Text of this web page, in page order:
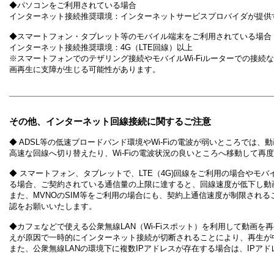
◆パソコンをご利用されている場合
インターネット接続推奨環境：インターネットサービスプロバイダが提
◆スマートフォン・タブレット等のモバイル端末をご利用されている場合
インターネット接続推奨環境：4G（LTE回線）以上
※スマートフォンでのテザリング接続やモバイルWi-Fiルーターでの接続
画再生に支障が生じる可能性があります。
​その他、インターネット回線接続に関するご注意
◆ ADSL等の低速ブロードバンド環境やWi-Fiの電波が弱いところでは、
高速な回線へ切り替えたり、Wi-Fiの電波状況の良いところへ移動して再
◆ スマートフォン、タブレットで、LTE（4G)回線をご利用の場合やモ
る場合、ご契約されている通信量の上限に達すると、回線速度が低下し
また、MVNOのSIM等をご利用の場合にも、契約上通信速度が制限され
認をお願いいたします。
◆カフェなどで使える公衆無線LAN（Wi-Fiスポット）を利用して動画を
えが原因で一時的にインターネット接続が切断されることにより、再生
また、公衆無線LANの環境下に複数IPアドレスが存在する場合は、IPア